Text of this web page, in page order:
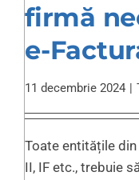
firmă
e-
11 decembrie 2024 |
Toate entitățile din
II, IF etc., trebuie